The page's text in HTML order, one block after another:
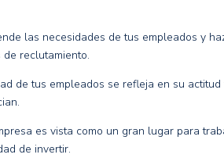
las necesidades de tus empleados y
reclutamiento.
de tus empleados se refleja en su actitud
es vista como un gran lugar para
de invertir.